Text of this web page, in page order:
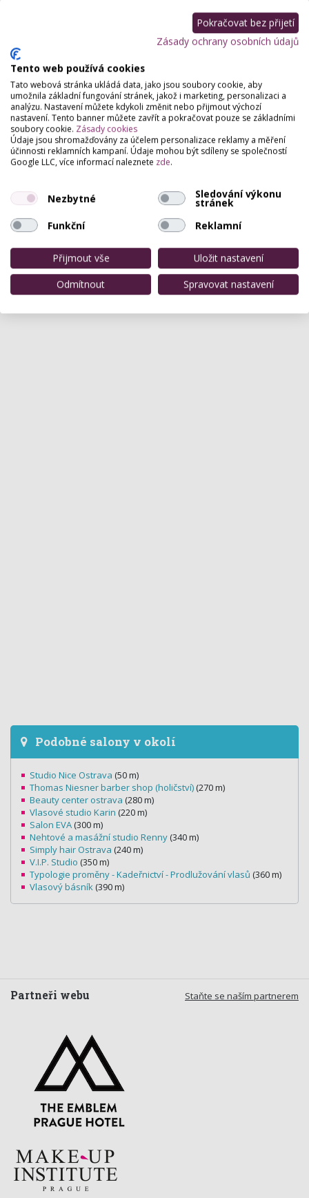
Podobné salony v okolí
Studio Nice Ostrava (50 m)
Thomas Niesner barber shop (holičství) (270 m)
Beauty center ostrava (280 m)
Vlasové studio Karin (220 m)
Salon EVA (300 m)
Nehtové a masážní studio Renny (340 m)
Simply hair Ostrava (240 m)
V.I.P. Studio (350 m)
Typologie proměny - Kadeřnictví - Prodlužování vlasů (360 m)
Vlasový básník (390 m)
Staňte se naším partnerem
Partneři webu
Pokračovat bez přijetí
Zásady ochrany osobních údajů
Tento web používá cookies
Tato webová stránka ukládá data, jako jsou soubory cookie, aby
umožnila základní fungování stránek, jakož i marketing, personalizaci a
analýzu. Nastavení můžete kdykoli změnit nebo přijmout výchozí
nastavení. Tento banner můžete zavřít a pokračovat pouze se základními
soubory cookie. Zásady cookies
Údaje jsou shromažďovány za účelem personalizace reklamy a měření
účinnosti reklamních kampaní. Údaje mohou být sdíleny se společností
Google LLC, více informací naleznete zde.
Nezbytné Sledování výkonu
stránek
Funkční
Reklamní
Přijmout vše
Uložit nastavení
Odmítnout
Spravovat nastavení